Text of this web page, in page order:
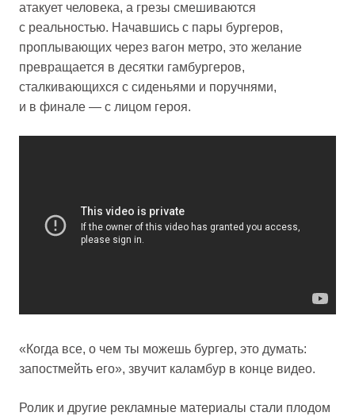
атакует человека, а грезы смешиваются
с реальностью. Начавшись с пары бургеров,
проплывающих через вагон метро, это желание
превращается в десятки гамбургеров,
сталкивающихся с сиденьями и поручнями,
и в финале — с лицом героя.
«Когда все, о чем ты можешь бургер, это думать:
запостмейть его», звучит каламбур в конце видео.
Ролик и другие рекламные материалы стали плодом